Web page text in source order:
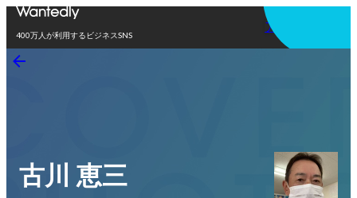
400万人が利用するビジネスSNS
アプリを使う
古川 恵三